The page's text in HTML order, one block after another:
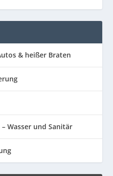
& heißer Braten
Wasser und Sanitär